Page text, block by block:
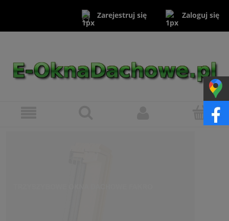
Zarejestruj się Zaloguj się